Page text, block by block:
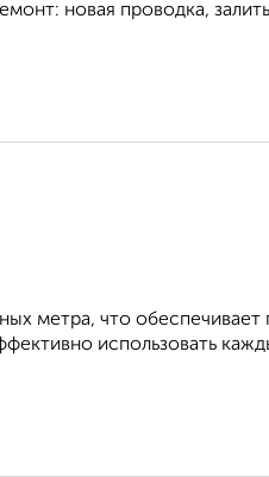
новая проводка,
метра, что
использовать